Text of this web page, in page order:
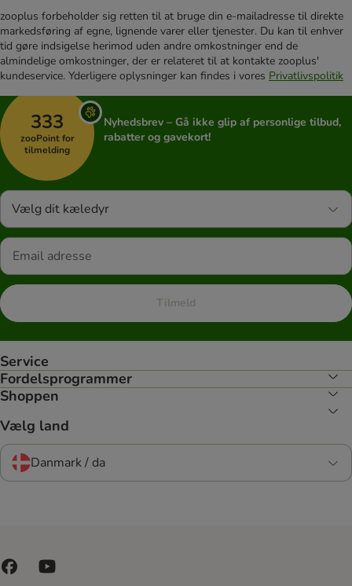
zooplus forbeholder sig retten til at bruge din e-mailadresse til direkte
markedsføring af egne, lignende varer eller tjenester. Du kan til enhver
tid gøre indsigelse herimod uden andre omkostninger end de
almindelige omkostninger, der er relateret til at kontakte zooplus'
kundeservice. Yderligere oplysninger kan findes i vores Privatlivspolitik
333
zooPoint for
tilmelding
Nyhedsbrev – Gå ikke glip af personlige tilbud,
rabatter og gavekort!
Vælg dit kæledyr
Tilmeld
Service
Fordelsprogrammer
Shoppen
Vælg land
Danmark / da